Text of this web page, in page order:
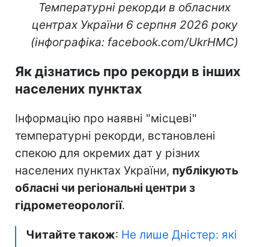
Температурні рекорди в обласних
центрах України 6 серпня 2026 року
(інфографіка: facebook.com/UkrHMC)
Як дізнатись про рекорди в інших
населених пунктах
Інформацію про наявні "місцеві"
температурні рекорди, встановлені
спекою для окремих дат у різних
населених пунктах України, публікують
обласні чи регіональні центри з
гідрометеорології.
Читайте також: Не лише Дністер: які